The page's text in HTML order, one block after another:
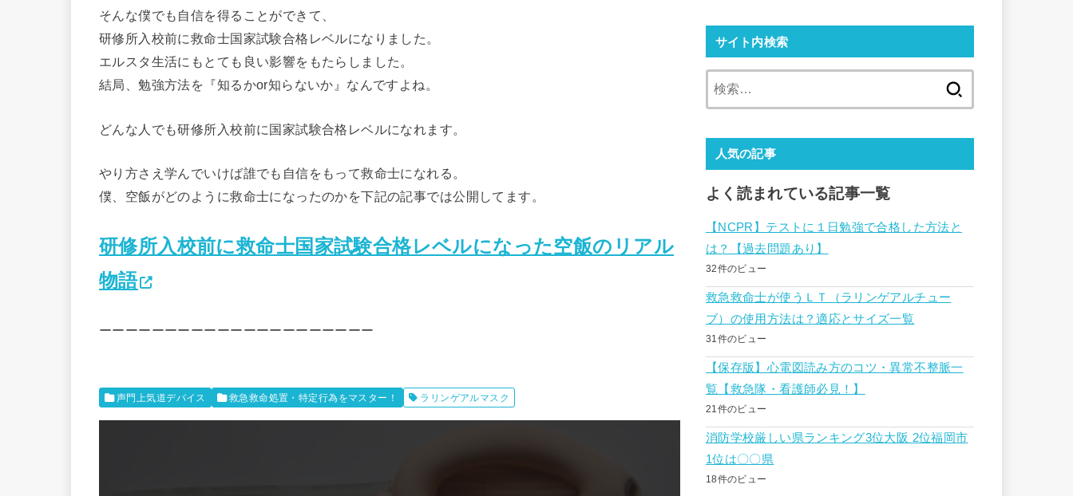
そんな僕でも自信を得ることができて、
研修所入校前に救命士国家試験合格レベルになりました。
エルスタ生活にもとても良い影響をもたらしました。
結局、勉強方法を『知るかor知らないか』なんですよね。
どんな人でも研修所入校前に国家試験合格レベルになれます。
やり方さえ学んでいけば誰でも自信をもって救命士になれる。
僕、空飯がどのように救命士になったのかを下記の記事では公開してます。
研修所入校前に救命士国家試験合格レベルになった空飯のリアル
物語
ーーーーーーーーーーーーーーーーーーーーー
声門上気道デバイス 救急救命処置・特定行為をマスター！ ラリンゲアルマスク
サイト内検索
人気の記事
よく読まれている記事一覧
【NCPR】テストに１日勉強で合格した方法と
は？【過去問題あり】
32件のビュー
救急救命士が使うＬＴ（ラリンゲアルチュー
ブ）の使用方法は？適応とサイズ一覧
31件のビュー
【保存版】心電図読み方のコツ・異常不整脈一
覧【救急隊・看護師必見！】
21件のビュー
消防学校厳しい県ランキング3位大阪 2位福岡市
1位は〇〇県
18件のビュー